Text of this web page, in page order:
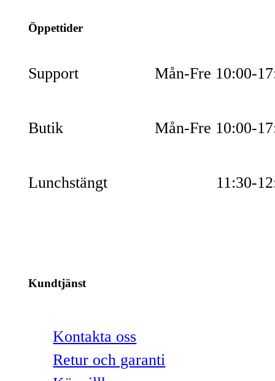
Öppettider
Support Mån-Fre 10:00-
Butik Mån-Fre 10:00-
Lunchstängt 11:30-
Kundtjänst
Kontakta oss
Retur och garanti